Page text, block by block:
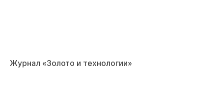
Журнал «Золото и технологии»